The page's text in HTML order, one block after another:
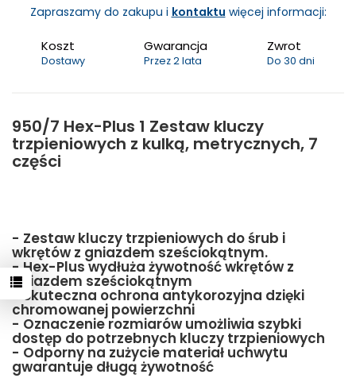
Zapraszamy do zakupu i kontaktu więcej informacji:
Koszt
Dostawy
Gwarancja
Przez 2 lata
Zwrot
Do 30 dni
950/7 Hex-Plus 1 Zestaw kluczy
trzpieniowych z kulką, metrycznych, 7
części
- Zestaw kluczy trzpieniowych do śrub i
wkrętów z gniazdem sześciokątnym.
- Hex-Plus wydłuża żywotność wkrętów z
gniazdem sześciokątnym
- Skuteczna ochrona antykorozyjna dzięki
chromowanej powierzchni
- Oznaczenie rozmiarów umożliwia szybki
dostęp do potrzebnych kluczy trzpieniowych
- Odporny na zużycie materiał uchwytu
gwarantuje długą żywotność